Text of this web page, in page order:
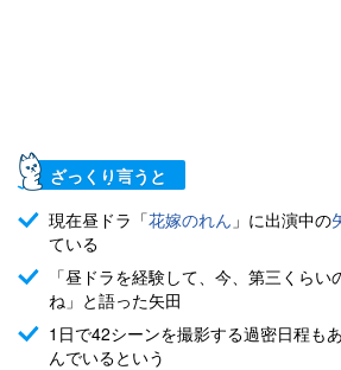
ざっくり言うと
現在昼ドラ「花嫁のれん 」に出演中の
ている
「昼ドラを経験して、今、第三くら
ね」と語った矢田
1日で42シーンを撮影する過密日程も
んでいるという